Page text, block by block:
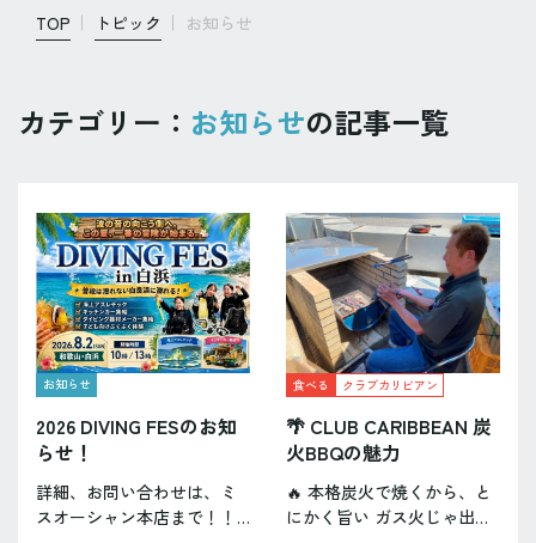
TOP トピック お知らせ
カテゴリー： お知らせの記事一覧
お知らせ
2026 DIVING FESのお知
らせ！
詳細、お問い合わせは、ミ
スオーシャン本店まで！！
食べる クラブカリビアン
🌴 CLUB CARIBBEAN 炭
火BBQの魅力
🔥 本格炭火で焼くから、と
にかく旨い ガス火じゃ出せ